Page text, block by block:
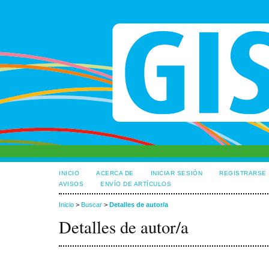
INICIO ACERCA DE INICIAR SESIÓN
REGISTRARSE
AVISOS
ENVÍO DE ARTÍCULOS
Inicio > Buscar > Detalles de autor/a
Detalles de autor/a